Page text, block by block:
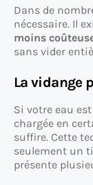
Dans de
nécessaire. Il
moins
sans vider
La vidange
Si votre eau
chargée en
suffire. Cette
seulement un
présente